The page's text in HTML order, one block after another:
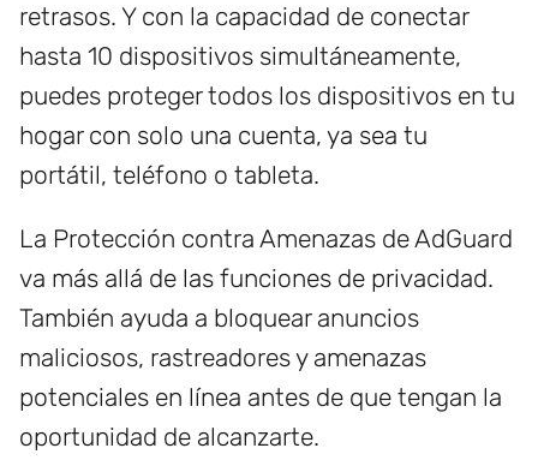
retrasos. Y con la capacidad de conectar
hasta 10 dispositivos simultáneamente,
puedes proteger todos los dispositivos en tu
hogar con solo una cuenta, ya sea tu
portátil, teléfono o tableta.
La Protección contra Amenazas de AdGuard
va más allá de las funciones de privacidad.
También ayuda a bloquear anuncios
maliciosos, rastreadores y amenazas
potenciales en línea antes de que tengan la
oportunidad de alcanzarte.